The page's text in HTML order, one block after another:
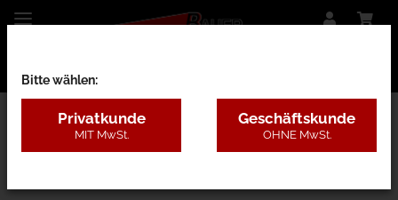
41 - Drehkreuz-Sperren-Schleusen
Bitte wählen:
Privatkunde
MIT MwSt.
Geschäftskunde
OHNE MwSt.